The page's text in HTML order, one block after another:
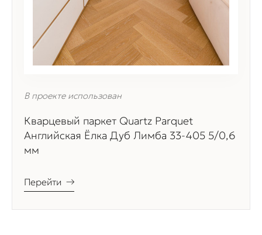
В проекте использован
Кварцевый паркет Quartz Parquet
Английская Ёлка Дуб Лимба 33-405 5/0,6
мм
Перейти →